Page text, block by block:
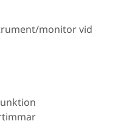
monitor vid